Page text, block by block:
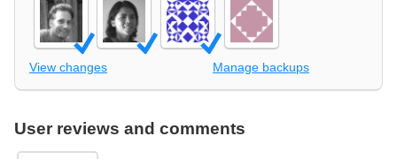
View changes Manage backups
User reviews and comments